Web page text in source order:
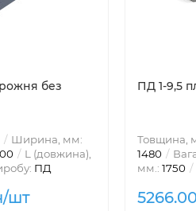
без
Ширина, мм:
L (довжина),
ПД
шт
ПД 1-9,5
Товщина,
1480
мм.: 1750